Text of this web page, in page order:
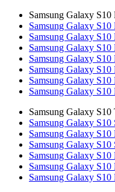
Samsung Galaxy
Samsung Galaxy
Samsung Galaxy
Samsung Galaxy
Samsung Galaxy S10
Samsung Galaxy
Samsung Galaxy
Samsung Galaxy
Samsung Galaxy
Samsung Galaxy
Samsung Galaxy S10
Samsung Galaxy S10
Samsung Galaxy S10
Samsung Galaxy S10
Samsung Galaxy S10